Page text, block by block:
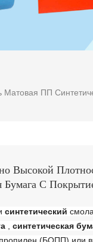
ПП
Высокой
Бумага С
синтетический
, синтетическая
(БОПП) или